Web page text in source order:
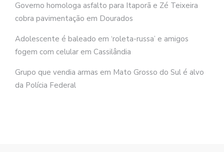
Governo homologa asfalto para Itaporã e Zé Teixeira
cobra pavimentação em Dourados
Adolescente é baleado em ‘roleta-russa’ e amigos
fogem com celular em Cassilândia
Grupo que vendia armas em Mato Grosso do Sul é alvo
da Polícia Federal